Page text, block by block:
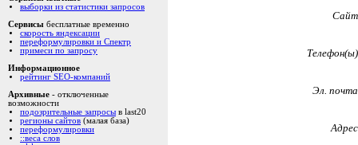
выборки из статистики запросов
Сервисы бесплатные временно
скорость яндексации
переформулировки и Спектр
примеси по запросу
Информационное
рейтинг SEO-компаний
Архивные - отключенные
возможности
подозрительные запросы в last20
регионы сайтов (малая база)
переформулировки
::веса слов
Сайт
Телефон(ы)
Эл. почта
Адрес